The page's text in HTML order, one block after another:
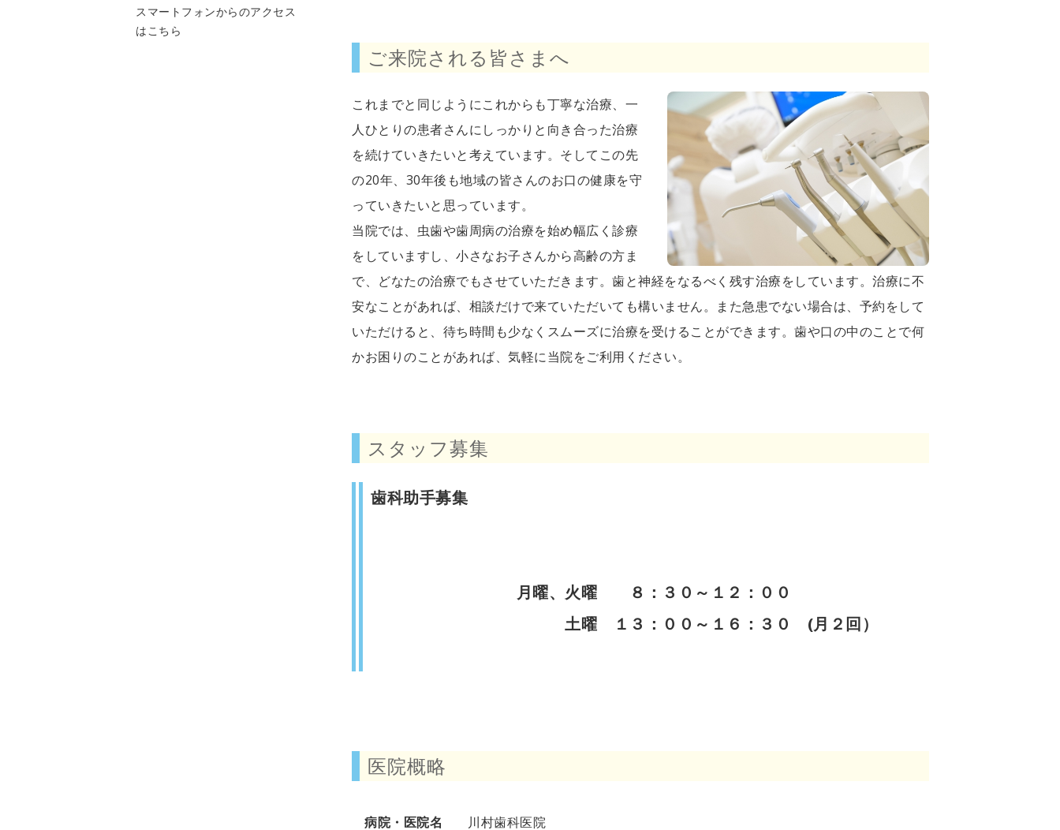
ご来院される皆さまへ
これまでと同じようにこれからも丁寧な治療、一
人ひとりの患者さんにしっかりと向き合った治療
を続けていきたいと考えています。そしてこの先
の20年、30年後も地域の皆さんのお口の健康を守
っていきたいと思っています。
当院では、虫歯や歯周病の治療を始め幅広く診療
をしていますし、小さなお子さんから高齢の方ま
で、どなたの治療でもさせていただきます。歯と神経をなるべく残す治療をしています。治療に不
安なことがあれば、相談だけで来ていただいても構いません。また急患でない場合は、予約をして
いただけると、待ち時間も少なくスムーズに治療を受けることができます。歯や口の中のことで何
かお困りのことがあれば、気軽に当院をご利用ください。
スタッフ募集
歯科助手募集
月曜、火曜 ８：３０～１２：００
土曜 １３：００～１６：３０ (月２回）
医院概略
病院・医院名 川村歯科医院
スマートフォンからのアクセス
はこちら